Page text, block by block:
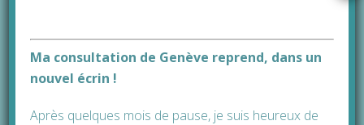
La réduction mammaire en résumé
Ma consultation de Genève reprend, dans un
nouvel écrin !
Après quelques mois de pause, je suis heureux de